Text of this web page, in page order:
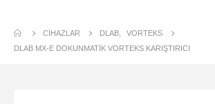
CIHAZLAR DLAB
VORTEKS
DLAB MX-E DOKUNMATIK VORTEKS KARIŞTIRICI